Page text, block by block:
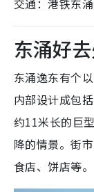
交通：港铁东
东涌好
东涌逸东有个
内部设计成包
约11米长的巨
降的情景。街
食店、饼店等。